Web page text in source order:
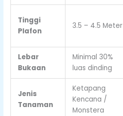
Tinggi
Plafon
3.5 – 4.5 Meter
Lebar
Bukaan
Minimal 30%
luas dinding
Jenis
Tanaman
Ketapang
Kencana /
Monstera